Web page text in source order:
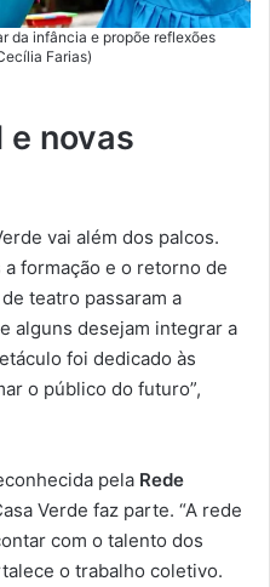
da infância e propõe reflexões
Farias)
novas
vai além dos palcos.
formação e o retorno de
teatro passaram a
alguns desejam integrar a
foi dedicado às
o público do futuro”,
pela Rede
Verde faz parte. “A rede
com o talento dos
o trabalho coletivo.